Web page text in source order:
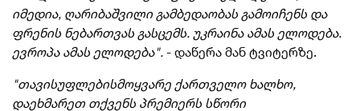
იმედია, ღარიბაშვილი გამბედაობას გამოიჩენს და
ფრენის ნებართვას გასცემს. უკრაინა ამას ელოდება.
ევროპა ამას ელოდება". - დაწერა მან ტვიტერზე.
"თავისუფლებისმოყვარე ქართველო ხალხო,
დაეხმარეთ თქვენს პრემიერს სწორი